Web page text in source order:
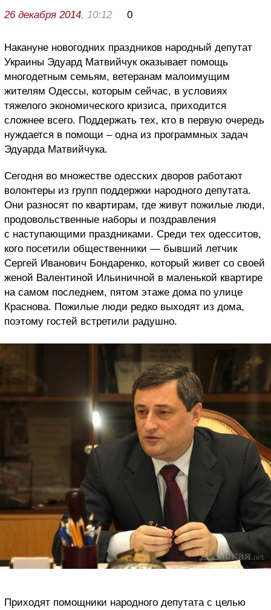
26 декабря 2014, 10:12 0
Накануне новогодних праздников народный депутат
Украины Эдуард Матвийчук оказывает помощь
многодетным семьям, ветеранам малоимущим
жителям Одессы, которым сейчас, в условиях
тяжелого экономического кризиса, приходится
сложнее всего. Поддержать тех, кто в первую очередь
нуждается в помощи – одна из программных задач
Эдуарда Матвийчука.
Сегодня во множестве одесских дворов работают
волонтеры из групп поддержки народного депутата.
Они разносят по квартирам, где живут пожилые люди,
продовольственные наборы и поздравления
с наступающими праздниками. Среди тех одесситов,
кого посетили общественники — бывший летчик
Сергей Иванович Бондаренко, который живет со своей
женой Валентиной Ильиничной в маленькой квартире
на самом последнем, пятом этаже дома по улице
Краснова. Пожилые люди редко выходят из дома,
поэтому гостей встретили радушно.
Приходят помощники народного депутата с целью